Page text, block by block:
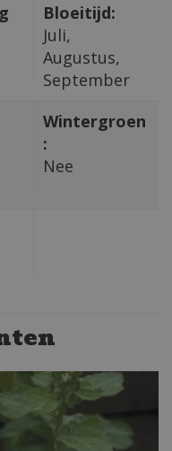
Bloeitijd:
Juli,
Augustus,
September
Wintergroen
:
Nee